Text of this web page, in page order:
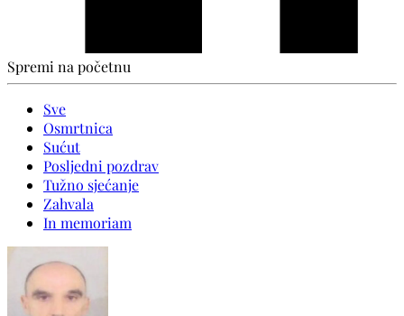
Spremi na početnu
Sve
Osmrtnica
Sućut
Posljedni pozdrav
Tužno sjećanje
Zahvala
In memoriam